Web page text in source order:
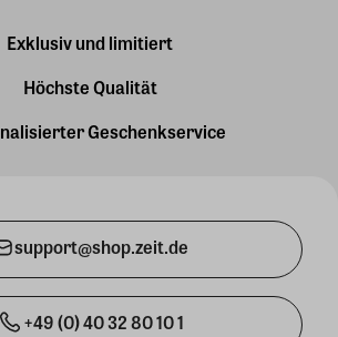
Exklusiv und limitiert
Höchste Qualität
Geschenkservice
support@shop.zeit.de
+49 (0) 40 32 80 10 1